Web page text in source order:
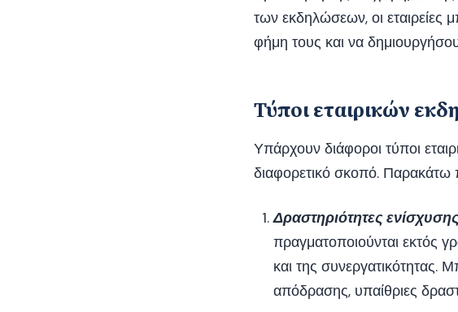
των εκδηλώσεων, οι εταιρείες
φήμη τους και να
Τύποι εταιρικών
Υπάρχουν διάφοροι τύποι
διαφορετικό σκοπό. Παρακάτω
Δραστηριότητες
πραγματοποιούνται εκτός
και της συνεργατικότητας.
απόδρασης, υπαίθριες